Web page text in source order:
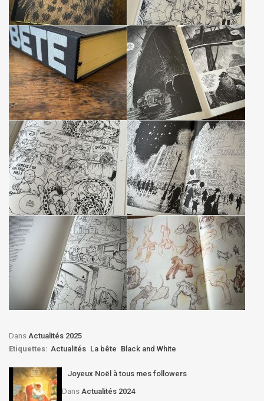
Dans Actualités 2025
Etiquettes: Actualités La bête Black and White
Joyeux Noël à tous mes followers
Dans Actualités 2024